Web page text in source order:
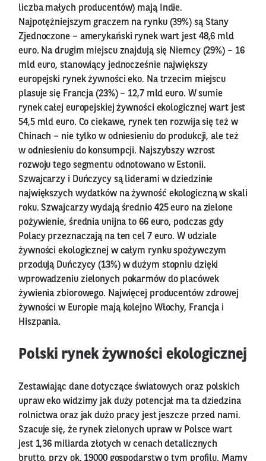
liczba małych producentów) mają Indie.
Najpotężniejszym graczem na rynku (39%) są Stany
Zjednoczone – amerykański rynek wart jest 48,6 mld
euro. Na drugim miejscu znajdują się Niemcy (29%) – 16
mld euro, stanowiący jednocześnie największy
europejski rynek żywności eko. Na trzecim miejscu
plasuje się Francja (23%) – 12,7 mld euro. W sumie
rynek całej europejskiej żywności ekologicznej wart jest
54,5 mld euro. Co ciekawe, rynek ten rozwija się też w
Chinach – nie tylko w odniesieniu do produkcji, ale też
w odniesieniu do konsumpcji. Najszybszy wzrost
rozwoju tego segmentu odnotowano w Estonii.
Szwajcarzy i Duńczycy są liderami w dziedzinie
największych wydatków na żywność ekologiczną w skali
roku. Szwajcarzy wydają średnio 425 euro na zielone
pożywienie, średnia unijna to 66 euro, podczas gdy
Polacy przeznaczają na ten cel 7 euro. W udziale
żywności ekologicznej w całym rynku spożywczym
przodują Duńczycy (13%) w dużym stopniu dzięki
wprowadzeniu zielonych pokarmów do placówek
żywienia zbiorowego. Najwięcej producentów zdrowej
żywności w Europie mają kolejno Włochy, Francja i
Hiszpania.
Polski rynek żywności ekologicznej
Zestawiając dane dotyczące światowych oraz polskich
upraw eko widzimy jak duży potencjał ma ta dziedzina
rolnictwa oraz jak dużo pracy jest jeszcze przed nami.
Szacuje się, że rynek zielonych upraw w Polsce wart
jest 1,36 miliarda złotych w cenach detalicznych
brutto, przy ok. 19000 gospodarstw o tym profilu. Mamy